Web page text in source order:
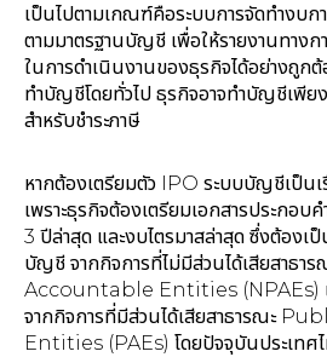
เป็นไปตามเกณฑ์คือระบบการจัดทำงบก
ตามมาตรฐานบัญชี เพื่อให้รายงานทางก
ในการดำเนินงานของธุรกิจได้อย่างถูก
ทำบัญชีโดยทั่วไป ธุรกิจอาจทำบัญชีเพีย
สำหรับชำระภาษี
หากต้องเตรียมตัว IPO ระบบบัญชีเป็น
เพราะธุรกิจต้องเตรียมเอกสารประกอบ
3 ปีล่าสุด และงบไตรมาสล่าสุด ซึ่งต้องเ
บัญชี จากกิจการที่ไม่มีส่วนได้เสียสาธ
Accountable Entities (NPAEs)
จากกิจการที่มีส่วนได้เสียสาธารณะ
Entities (PAEs) โดยปัจจุบันประเทศไ